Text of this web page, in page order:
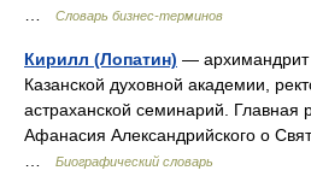
Словарь бизнес-терминов
Кирилл (Лопатин) — архимандрит
Казанской духовной академии,
астраханской семинарий. Главная
Афанасия Александрийского о
Биографический словарь